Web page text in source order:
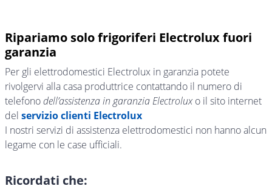
Ripariamo solo frigoriferi Electrolux fuori
garanzia
Per gli elettrodomestici Electrolux in garanzia potete
rivolgervi alla casa produttrice contattando il numero di
telefonodell’assistenza in garanzia Electroluxo il sito internet
del servizio clienti Electrolux
I nostri servizi di assistenza elettrodomestici non hanno alcun
legame con le case ufficiali.
Ricordati che: